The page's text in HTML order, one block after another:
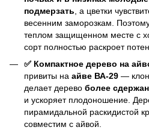
подмерзать , а цветки
весенним заморозкам.
теплом защищенном месте с
сорт полностью раскроет
✅ Компактное дерево на
привиты на айве ВА-29 —
делает дерево более
и ускоряет плодоношение.
пирамидальной раскидистой
совместим с айвой.